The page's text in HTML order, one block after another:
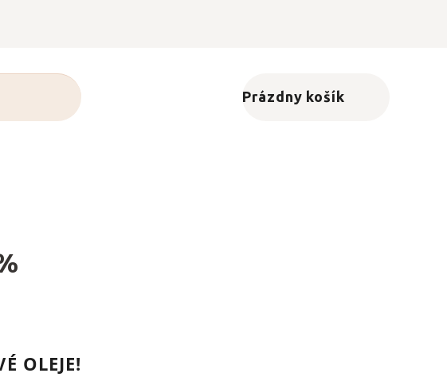
Nákupný košík
Prázdny košík
OLEJE!